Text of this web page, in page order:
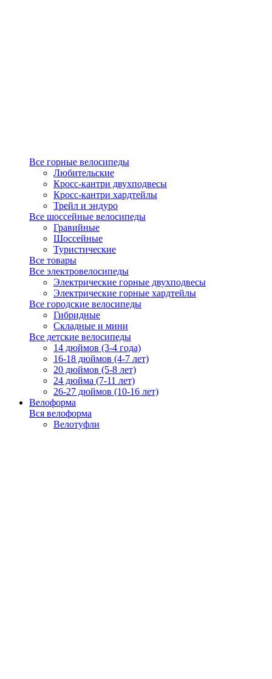
Все горные велосипеды
Любительские
Кросс-кантри двухподвесы
Кросс-кантри хардтейлы
Трейл и эндуро
Все шоссейные велосипеды
Гравийные
Шоссейные
Туристические
Все товары
Все электровелосипеды
Электрические горные двухподвесы
Электрические горные хардтейлы
Все городские велосипеды
Гибридные
Складные и мини
Все детские велосипеды
14 дюймов (3-4 года)
16-18 дюймов (4-7 лет)
20 дюймов (5-8 лет)
24 дюйма (7-11 лет)
26-27 дюймов (10-16 лет)
Велоформа
Вся велоформа
Велотуфли